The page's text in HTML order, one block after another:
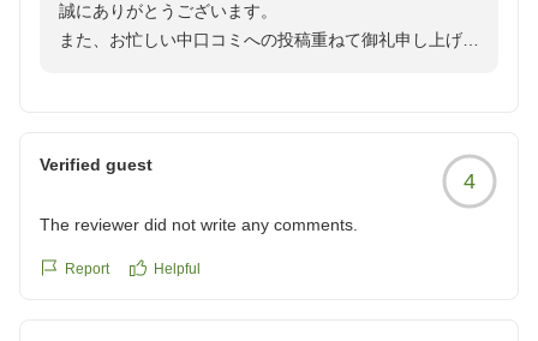
クチコミの詳細はこちらから
https://review.travel.rakuten.co.jp/hotel/voice/161020?
誠にありがとうございます。
また、お忙しい中口コミへの投稿重ねて御礼申し上げま
今後もお客様により良いサービスが行えるよう従業員一
重ねましてこの度はホテルルートイン鹿嶋をご利用くだ
またのご利用心よりお待ち申し上げております。
Verified guest
4
The reviewer did not write any comments.
Report Helpful